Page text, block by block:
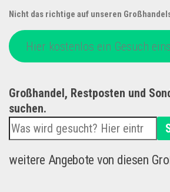
Nicht das richtige auf unseren
Hier kostenlos ein Gesuch
Großhandel, Restposten und
suchen.
weitere Angebote von diesen